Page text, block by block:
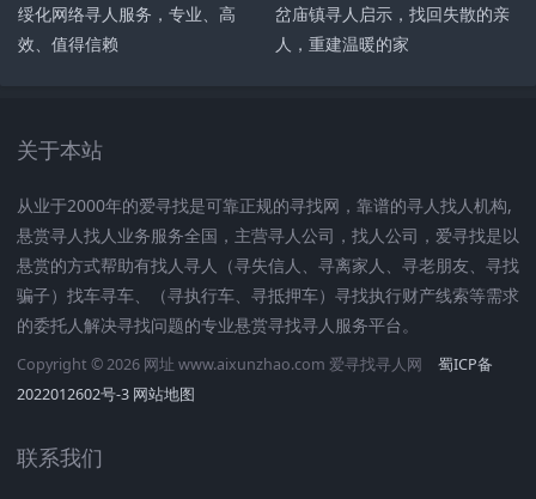
绥化网络寻人服务，专业、高
效、值得信赖
岔庙镇寻人启示，找回失散的亲
人，重建温暖的家
关于本站
从业于2000年的爱寻找是可靠正规的寻找网，靠谱的寻人找人机构,
悬赏寻人找人业务服务全国，主营寻人公司，找人公司，爱寻找是以
悬赏的方式帮助有找人寻人（寻失信人、寻离家人、寻老朋友、寻找
骗子）找车寻车、（寻执行车、寻抵押车）寻找执行财产线索等需求
的委托人解决寻找问题的专业悬赏寻找寻人服务平台。
Copyright © 2026 网址 www.aixunzhao.com 爱寻找寻人网
蜀ICP备
2022012602号-3 网站地图
联系我们